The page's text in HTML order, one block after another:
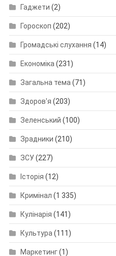
Гаджети (2)
Гороскоп (202)
Громадські слухання (14)
Економіка (231)
Загальна тема (71)
Здоров'я (203)
Зеленський (100)
Зрадники (210)
ЗСУ(227)
Історія (12)
Кримінал (1 335)
Кулінарія (141)
Культура (111)
Маркетинг(1)